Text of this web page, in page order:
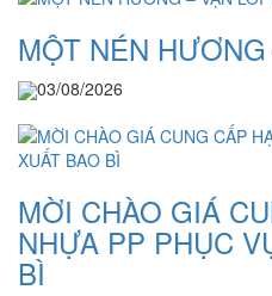
MỘT NÉN
03/08/2026
MỜI CHÀO GIÁ
NHỰA PP PHỤC
BÌ